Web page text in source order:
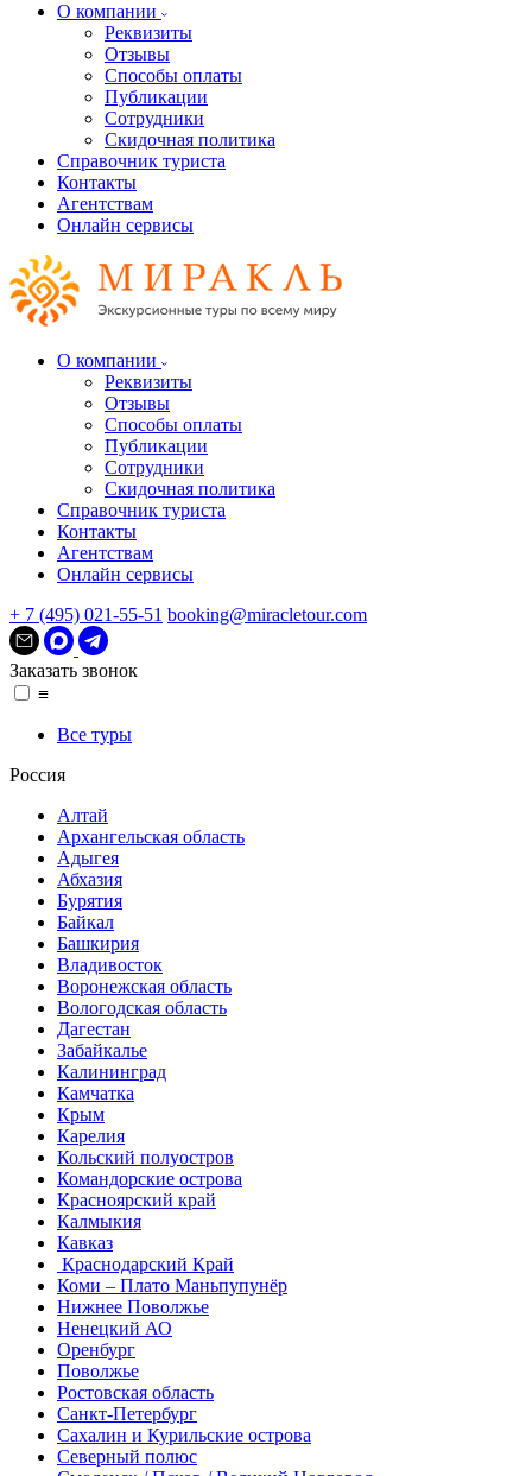
О компании
Реквизиты
Отзывы
Способы оплаты
Публикации
Сотрудники
Скидочная политика
Справочник туриста
Контакты
Агентствам
Онлайн сервисы
О компании
Реквизиты
Отзывы
Способы оплаты
Публикации
Сотрудники
Скидочная политика
Справочник туриста
Контакты
Агентствам
Онлайн сервисы
+ 7 (495) 021-55-51 booking@miracletour.com
Заказать звонок
≡
Все туры
Россия
Алтай
Архангельская область
Адыгея
Абхазия
Бурятия
Байкал
Башкирия
Владивосток
Воронежская область
Вологодская область
Дагестан
Забайкалье
Калининград
Камчатка
Крым
Карелия
Кольский полуостров
Командорские острова
Красноярский край
Калмыкия
Кавказ
Краснодарский Край
Коми – Плато Маньпупунёр
Нижнее Поволжье
Ненецкий АО
Оренбург
Поволжье
Ростовская область
Санкт-Петербург
Сахалин и Курильские острова
Северный полюс